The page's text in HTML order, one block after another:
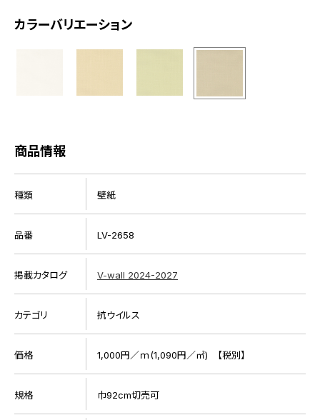
プライバシーポリシーサイトマップ関連団体リンク集
カラーバリエーション
商品情報
種類 壁紙
品番 LV-2658
掲載カタログ V-wall 2024-2027
カテゴリ 抗ウイルス
価格 1,000円／ｍ(1,090円／㎡) 【税別】
規格 巾92cm切売可